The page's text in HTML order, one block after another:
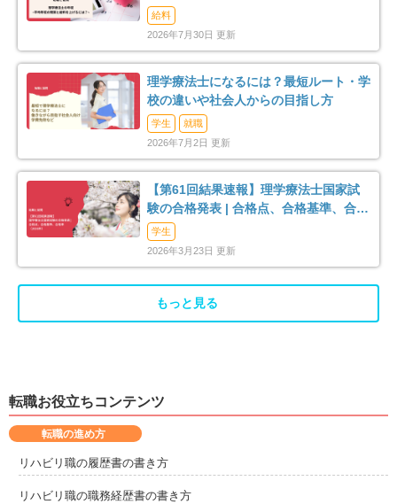
長生郡長南町
夷隅郡大多喜町 3 安房郡鋸南町 1
給料
2026年7月30日 更新
理学療法士になるには？最短ルート・学
校の違いや社会人からの目指し方
学生
就職
2026年7月2日 更新
【第61回結果速報】理学療法士国家試
験の合格発表 | 合格点、合格基準、合格
率（2026年）
学生
2026年3月23日 更新
もっと見る
転職お役立ちコンテンツ
転職の進め方
リハビリ職の履歴書の書き方
リハビリ職の職務経歴書の書き方